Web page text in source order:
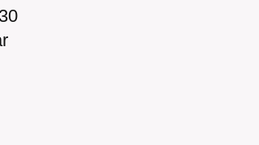
framtid. Sedan starten 2010 har vår
miljödebatten framåt genom
Nu vill vi utveckla vårt